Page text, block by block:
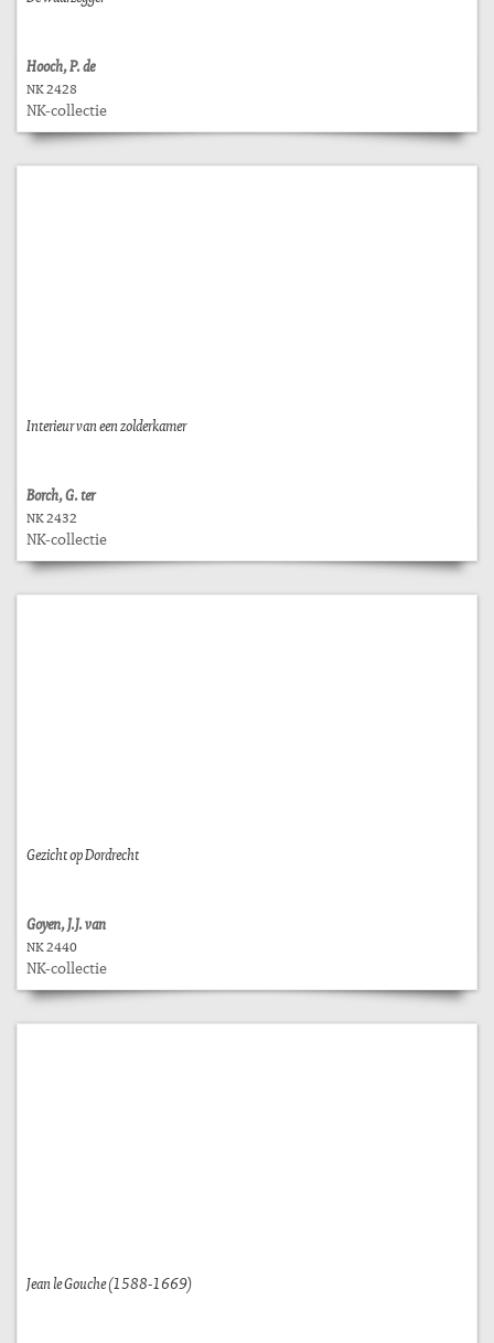
Hooch, P. de
NK 2428
NK-collectie
Interieur van een zolderkamer
Borch, G. ter
NK 2432
NK-collectie
Gezicht op Dordrecht
Goyen, J.J. van
NK 2440
NK-collectie
Jean le Gouche (1588-1669)